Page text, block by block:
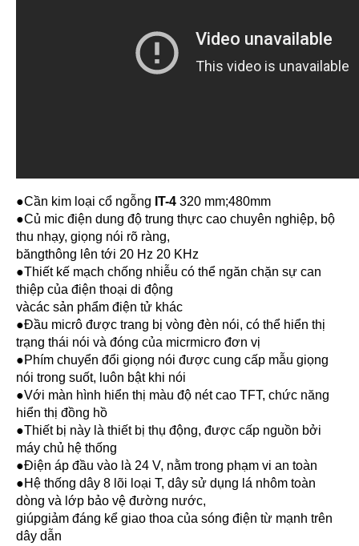
●Cần kim loại cổ ngỗng IT-4 320 mm;480mm
●Củ mic điện dung độ trung thực cao chuyên nghiệp, bộ
thu nhạy, giọng nói rõ ràng,
băngthông lên tới 20 Hz 20 KHz
●Thiết kế mạch chống nhiễu có thể ngăn chặn sự can
thiệp của điện thoại di động
vàcác sản phẩm điện tử khác
●Đầu micrô được trang bị vòng đèn nói, có thể hiển thị
trạng thái nói và đóng của micrmicro đơn vị
●Phím chuyển đổi giọng nói được cung cấp mẫu giọng
nói trong suốt, luôn bật khi nói
●Với màn hình hiển thị màu độ nét cao TFT, chức năng
hiển thị đồng hồ
●Thiết bị này là thiết bị thụ động, được cấp nguồn bởi
máy chủ hệ thống
●Điện áp đầu vào là 24 V, nằm trong phạm vi an toàn
●Hệ thống dây 8 lõi loại T, dây sử dụng lá nhôm toàn
dòng và lớp bảo vệ đường nước,
giúpgiảm đáng kể giao thoa của sóng điện từ mạnh trên
dây dẫn